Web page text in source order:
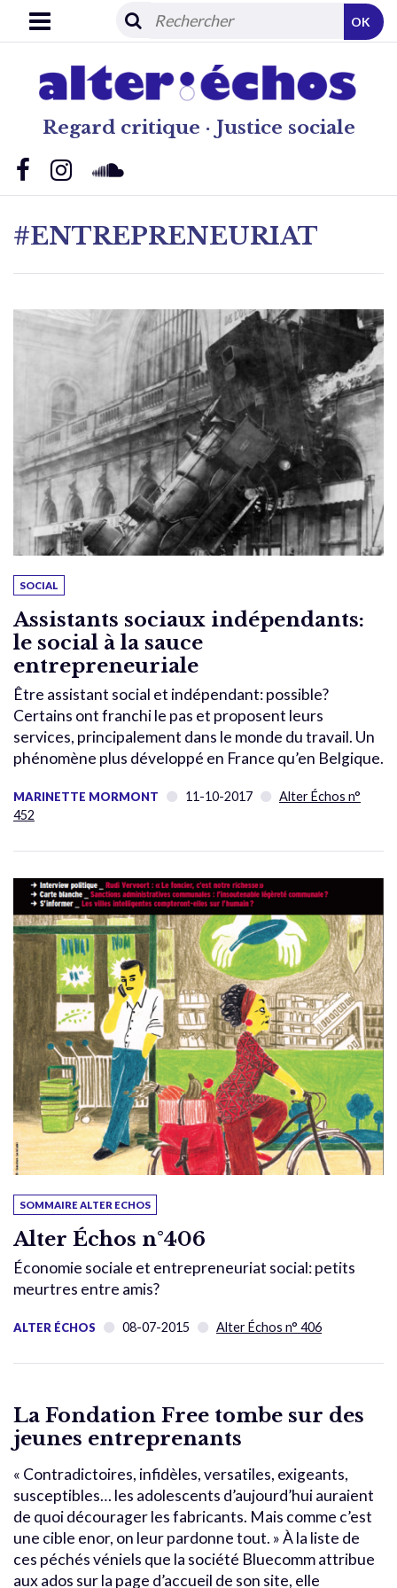
Regard critique · Justice sociale
OK
#ENTREPRENEURIAT
SOCIAL
Assistants sociaux indépendants:
le social à la sauce
entrepreneuriale
Être assistant social et indépendant: possible?
Certains ont franchi le pas et proposent leurs
services, principalement dans le monde du travail. Un
phénomène plus développé en France qu’en Belgique.
MARINETTE MORMONT 11-10-2017
Alter Échos n°
452
SOMMAIRE ALTER ECHOS
Alter Échos n°406
Économie sociale et entrepreneuriat social: petits
meurtres entre amis?
ALTER ÉCHOS 08-07-2015 Alter Échos n° 406
La Fondation Free tombe sur des
jeunes entreprenants
« Contradictoires, infidèles, versatiles, exigeants,
susceptibles… les adolescents d’aujourd’hui auraient
de quoi décourager les fabricants. Mais comme c’est
une cible enor, on leur pardonne tout. » À la liste de
ces péchés véniels que la société Bluecomm attribue
aux ados sur la page d’accueil de son site, elle